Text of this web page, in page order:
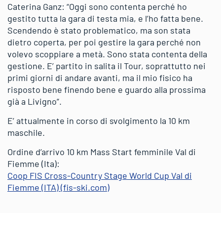
Caterina Ganz: “Oggi sono contenta perché ho
gestito tutta la gara di testa mia, e l’ho fatta bene.
Scendendo è stato problematico, ma son stata
dietro coperta, per poi gestire la gara perché non
volevo scoppiare a metà. Sono stata contenta della
gestione. E’ partito in salita il Tour, soprattutto nei
primi giorni di andare avanti, ma il mio fisico ha
risposto bene finendo bene e guardo alla prossima
già a Livigno”.
E’ attualmente in corso di svolgimento la 10 km
maschile.
Ordine d’arrivo 10 km Mass Start femminile Val di
Fiemme (Ita):
Coop FIS Cross-Country Stage World Cup Val di
Fiemme (ITA) (fis-ski.com)